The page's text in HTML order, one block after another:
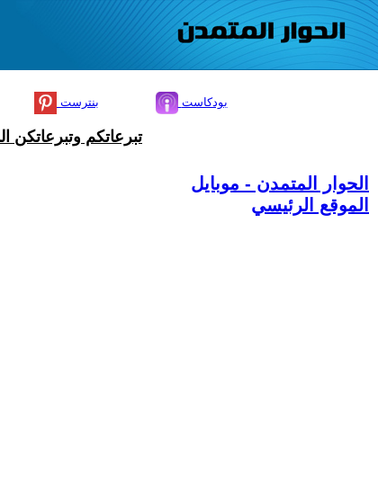
بنترست بودكاست
تبرعاتكم وتبرعاتكن
الحوار المتمدن - موبايل
الموقع الرئيسي